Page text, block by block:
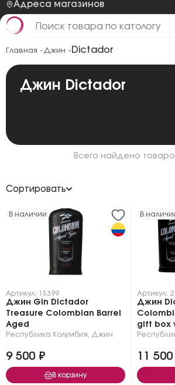
Адреса магазинов
Главная -Джин - Dictador
Джин Dictador
Всего найдено
Сортировать
В наличии
Артикул: 15399
Джин Gin Dictador
Treasure Colombian Barrel
Aged
Республика Колумбия Джин
9 500 ₽
В корзину
В
Артикул:
Джин
gift box
11